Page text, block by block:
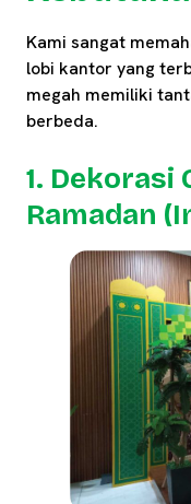
Kami sangat
lobi kantor yang
megah memiliki
berbeda.
1. Dekorasi
Ramadan